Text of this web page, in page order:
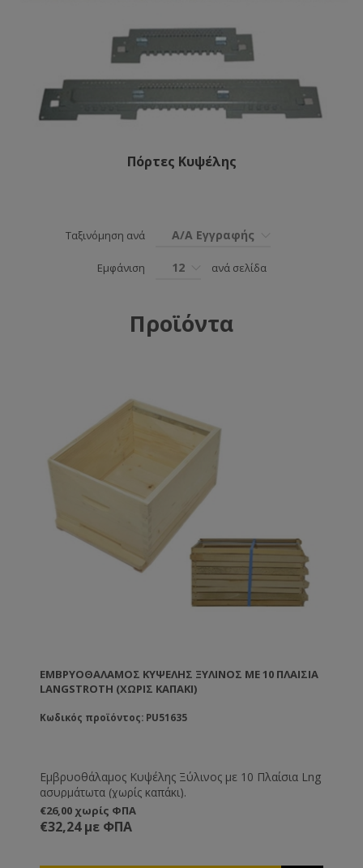
Πόρτες Kυψέλης
Ταξινόμηση ανά Α/Α Εγγραφής
Εμφάνιση 12 ανά σελίδα
Προϊόντα
ΕΜΒΡΥΟΘΆΛΑΜΟΣ ΚΥΨΈΛΗΣ ΞΎΛΙΝΟΣ ΜΕ 10 ΠΛΑΊΣΙΑ
LANGSTROTH (ΧΩΡΊΣ ΚΑΠΆΚΙ)
Κωδικός προϊόντος: PU51635
Εμβρυοθάλαμος Κυψέλης Ξύλινος με 10 Πλαίσια Lng
ασυρμάτωτα (χωρίς καπάκι).
€26,00 χωρίς ΦΠΑ
€32,24 με ΦΠΑ